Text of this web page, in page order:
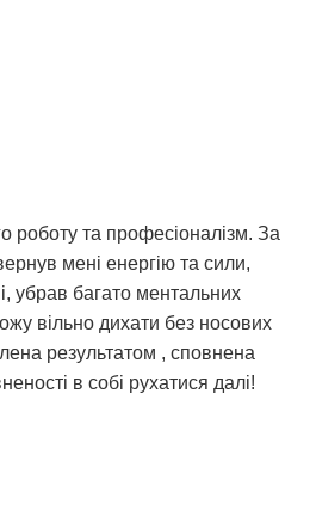
роботу та професіоналізм. За
мені енергію та сили,
убрав багато ментальних
вільно дихати без носових
результатом , сповнена
в собі рухатися далі!